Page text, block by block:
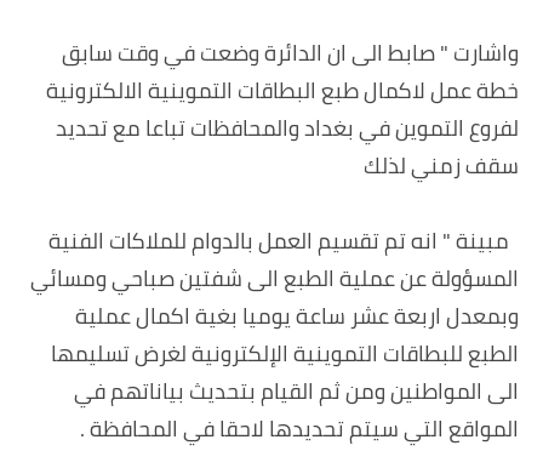
واشارت " صابط الى ان الدائرة وضعت في وقت سابق
خطة عمل لاكمال طبع البطاقات التموينية الالكترونية
لفروع التموين في بغداد والمحافظات تباعا مع تحديد
سقف زمني لذلك
‏ مبينة " انه تم تقسيم العمل بالدوام للملاكات الفنية
المسؤولة عن عملية الطبع الى شفتين صباحي ومسائي
وبمعدل اربعة عشر ساعة يوميا بغية اكمال عملية
الطبع للبطاقات التموينية الإلكترونية لغرض تسليمها
الى المواطنين ومن ثم القيام بتحديث بياناتهم في
المواقع التي سيتم تحديدها لاحقا في المحافظة .